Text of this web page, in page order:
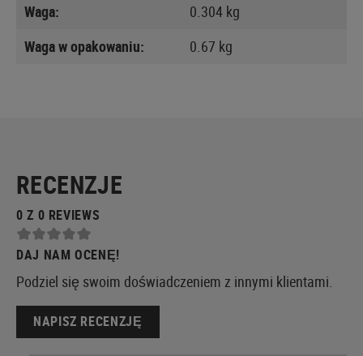
Waga:
0.304 kg
Waga w opakowaniu:
0.67 kg
RECENZJE
0 Z 0 REVIEWS
DAJ NAM OCENĘ!
Podziel się swoim doświadczeniem z innymi klientami.
NAPISZ RECENZJĘ